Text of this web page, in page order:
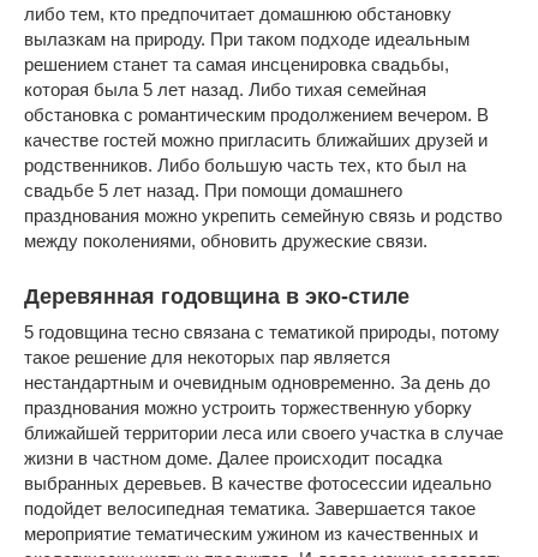
либо тем, кто предпочитает домашнюю обстановку
вылазкам на природу. При таком подходе идеальным
решением станет та самая инсценировка свадьбы,
которая была 5 лет назад. Либо тихая семейная
обстановка с романтическим продолжением вечером. В
качестве гостей можно пригласить ближайших друзей и
родственников. Либо большую часть тех, кто был на
свадьбе 5 лет назад. При помощи домашнего
празднования можно укрепить семейную связь и родство
между поколениями, обновить дружеские связи.
Деревянная годовщина в эко-стиле
5 годовщина тесно связана с тематикой природы, потому
такое решение для некоторых пар является
нестандартным и очевидным одновременно. За день до
празднования можно устроить торжественную уборку
ближайшей территории леса или своего участка в случае
жизни в частном доме. Далее происходит посадка
выбранных деревьев. В качестве фотосессии идеально
подойдет велосипедная тематика. Завершается такое
мероприятие тематическим ужином из качественных и